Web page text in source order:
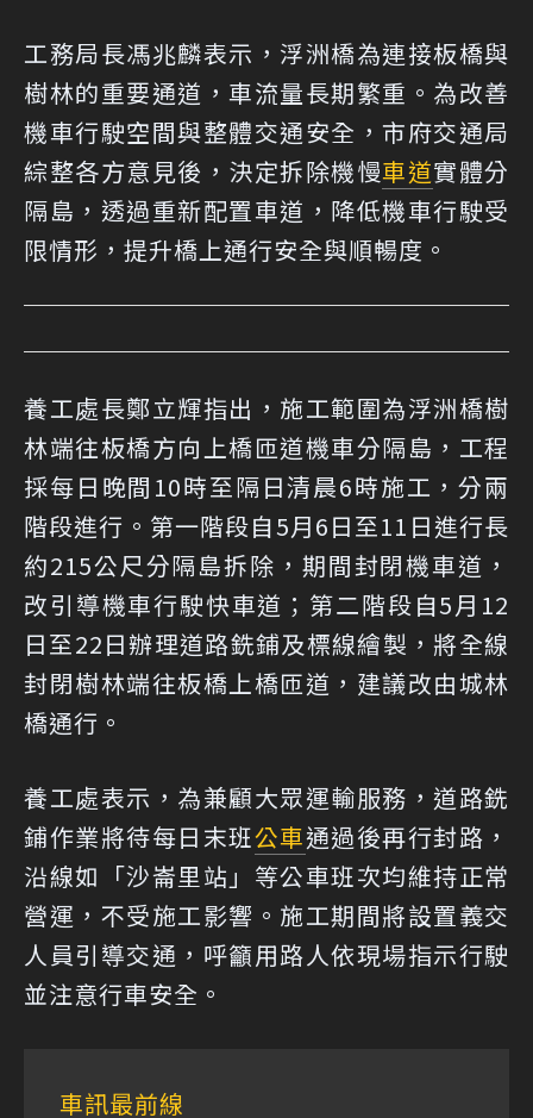
工務局長馮兆麟表示，浮洲橋為連接板橋與
樹林的重要通道，車流量長期繁重。為改善
機車行駛空間與整體交通安全，市府交通局
綜整各方意見後，決定拆除機慢車道實體分
隔島，透過重新配置車道，降低機車行駛受
限情形，提升橋上通行安全與順暢度。
養工處長鄭立輝指出，施工範圍為浮洲橋樹
林端往板橋方向上橋匝道機車分隔島，工程
採每日晚間10時至隔日清晨6時施工，分兩
階段進行。第一階段自5月6日至11日進行長
約215公尺分隔島拆除，期間封閉機車道，
改引導機車行駛快車道；第二階段自5月12
日至22日辦理道路銑鋪及標線繪製，將全線
封閉樹林端往板橋上橋匝道，建議改由城林
橋通行。
養工處表示，為兼顧大眾運輸服務，道路銑
鋪作業將待每日末班公車通過後再行封路，
沿線如「沙崙里站」等公車班次均維持正常
營運，不受施工影響。施工期間將設置義交
人員引導交通，呼籲用路人依現場指示行駛
並注意行車安全。
車訊最前線